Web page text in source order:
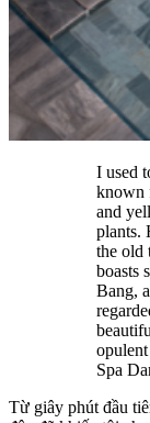
I used
known
and
plants.
the old
boasts
Bang,
Spa
Từ giây phút đầu